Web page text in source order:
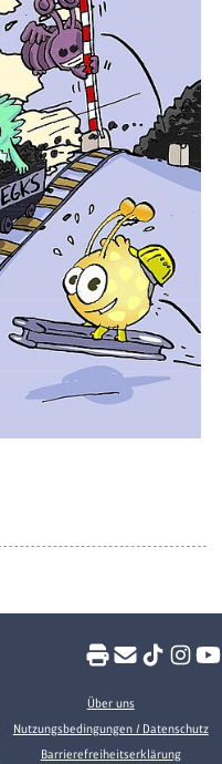
Über uns
Nutzungsbedingungen / Datenschutz
Barrierefreiheitserklärung